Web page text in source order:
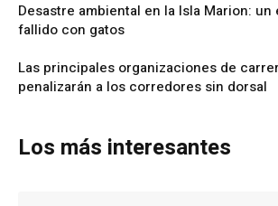
Desastre ambiental en la Isla Marion:
fallido con gatos
Las principales organizaciones de
penalizarán a los corredores sin dorsal
Los más interesantes